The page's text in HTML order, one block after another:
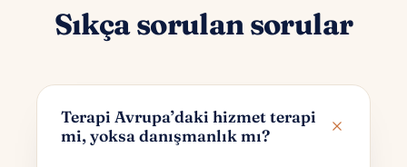
Sıkça sorulan sorular
Terapi Avrupa’daki hizmet terapi
mi, yoksa danışmanlık mı?